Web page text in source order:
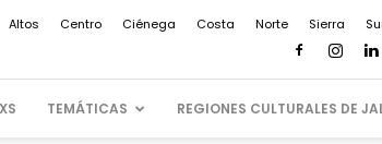
Altos Centro Ciénega Costa Norte Sierra
TEMÁTICAS REGIONES CULTURALES DE